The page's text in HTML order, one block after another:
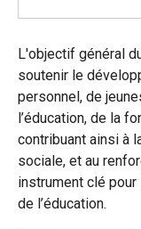
L'objectif général
soutenir le
personnel, de
l’éducation, de la
contribuant ainsi à
sociale, et au
instrument clé pour
de l’éducation.